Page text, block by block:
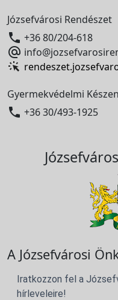
Józsefvárosi Rendészet
 +36 80/204-618

Gyermekvédelmi
 +36 30/493-1925
A Józsefvárosi
Iratkozzon fel a
hírleveleire!